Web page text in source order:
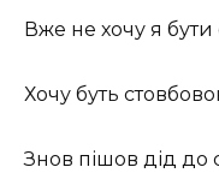
Вже не хочу я
Хочу буть
Знов пішов дід